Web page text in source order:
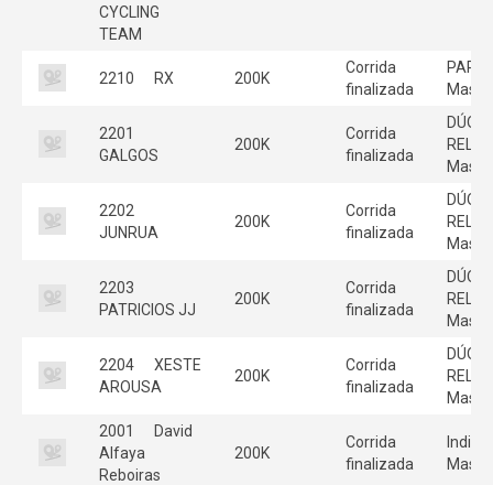
CYCLING
TEAM
2210 RX 200K
Corrida
finalizada
2201
GALGOS
200K
Corrida
finalizada
DÚO
2202
JUNRUA
200K
Corrida
finalizada
DÚO
2203
PATRICIOS JJ
200K
Corrida
finalizada
DÚO
2204
XESTE
AROUSA
200K
Corrida
finalizada
DÚO
2001
David
Alfaya
Reboiras
200K
Corrida
finalizada